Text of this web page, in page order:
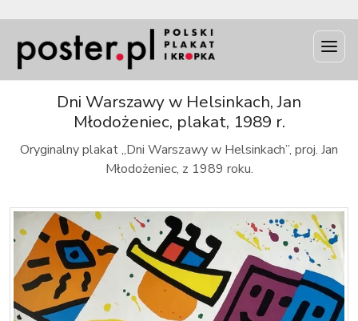
Dni Warszawy w Helsinkach, Jan
Młodożeniec, plakat, 1989 r.
Oryginalny plakat „Dni Warszawy w Helsinkach”, proj. Jan
Młodożeniec, z 1989 roku.